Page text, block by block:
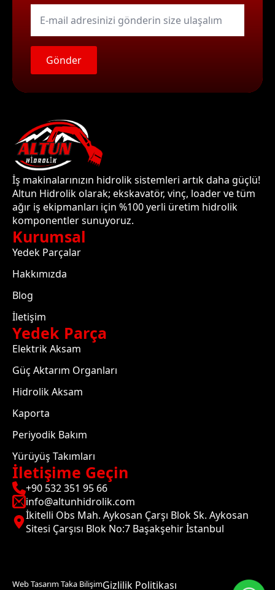
E-
mail
Gönder
İş makinalarınızın hidrolik sistemleri artık daha güçlü!
Altun Hidrolik olarak; ekskavatör, vinç, loader ve tüm
ağır iş ekipmanları için %100 yerli üretim hidrolik
komponentler sunuyoruz.
Kurumsal
Yedek Parçalar
Hakkımızda
Blog
İletişim
Yedek Parça
Elektrik Aksam
Güç Aktarım Organları
Hidrolik Aksam
Kaporta
Periyodik Bakım
Yürüyüş Takımları
İletişime Geçin
+90 532 351 95 66
info@altunhidrolik.com
İkitelli Obs Mah. Aykosan Çarşı Blok Sk. Aykosan
Sitesi Çarşısı Blok No:7 Başakşehir İstanbul
Web Tasarım Taka BilişimGizlilik Politikası